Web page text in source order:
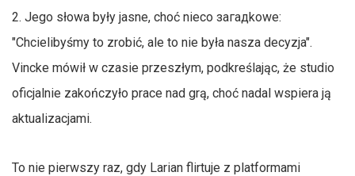
2. Jego słowa były jasne, choć nieco загадkowe:
"Chcielibyśmy to zrobić, ale to nie była nasza decyzja".
Vincke mówił w czasie przeszłym, podkreślając, że studio
oficjalnie zakończyło prace nad grą, choć nadal wspiera ją
aktualizacjami.
To nie pierwszy raz, gdy Larian flirtuje z platformami